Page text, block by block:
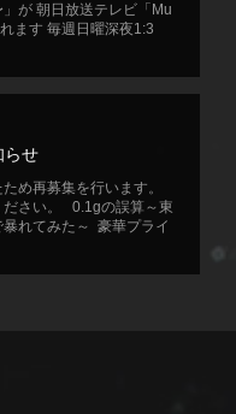
」が 朝日放送テレビ「Mu
ます 毎週日曜深夜1:3
らせ
め再募集を行います。
ださい。 0.1gの誤算～東
れてみた～ 豪華プライ